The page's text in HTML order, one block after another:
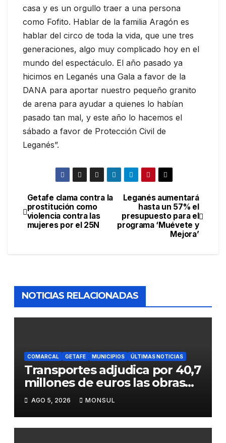
casa y es un orgullo traer a una persona
como Fofito. Hablar de la familia Aragón es
hablar del circo de toda la vida, que une tres
generaciones, algo muy complicado hoy en el
mundo del espectáculo. El año pasado ya
hicimos en Leganés una Gala a favor de la
DANA para aportar nuestro pequeño granito
de arena para ayudar a quienes lo habían
pasado tan mal, y este año lo hacemos el
sábado a favor de Protección Civil de
Leganés”.
Leganés aumentará
hasta un 57% el
presupuesto para el
programa ‘Muévete y
Mejora’
Getafe clama contra la
prostitución como
violencia contra las
mujeres por el 25N
NOTICIAS RELACIONADAS
COMARCAL GETAFE MUNICIPIOS ÚLTIMAS NOTICIAS
Transportes adjudica por 40,7
millones de euros las obras
para mejorar la accesibilidad
del transporte público en la
A-4 en Getafe
AGO 5, 2026 MONSUL